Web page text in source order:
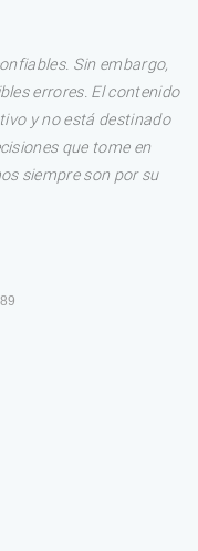
Sin embargo,
errores. El contenido
y no está destinado
que tome en
siempre son por su